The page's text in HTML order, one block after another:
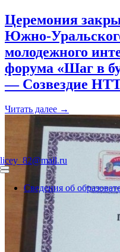
licey_82@mail.ru
Сведения об
Церемония
Южно-
молодежного
форума «Шаг в
— Созвездие
Читать далее →